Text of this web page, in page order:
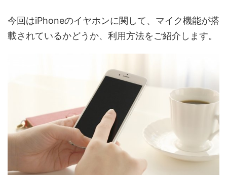
今回はiPhoneのイヤホンに関して、マイク機能が搭
載されているかどうか、利用方法をご紹介します。